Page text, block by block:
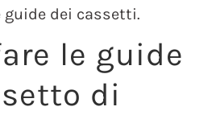
dei cassetti.
le guide
di